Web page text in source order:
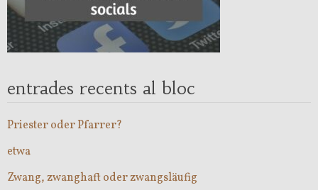
entrades recents al bloc
Priester oder Pfarrer?
etwa
Zwang, zwanghaft oder zwangsläufig